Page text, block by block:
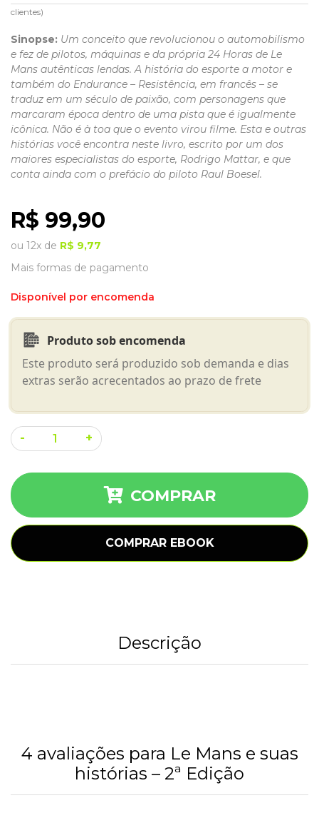
Avaliado
como
com
baseado
em
4
avaliações
clientes
clientes)
Sinopse: Um conceito que revolucionou o automobilismo
e fez de pilotos, máquinas e da própria 24 Horas de Le
Mans autênticas lendas. A história do esporte a motor e
também do Endurance – Resistência, em francês – se
traduz em um século de paixão, com personagens que
marcaram época dentro de uma pista que é igualmente
icônica. Não é à toa que o evento virou filme. Esta e outras
histórias você encontra neste livro, escrito por um dos
maiores especialistas do esporte, Rodrigo Mattar, e que
conta ainda com o prefácio do piloto Raul Boesel.
R$ 99,90
ou 12x de R$ 9,77
Mais formas de pagamento
Disponível por encomenda
Produto sob encomenda
Este produto será produzido sob demanda e dias
extras serão acrecentados ao prazo de frete
Le
Mans
suas
histórias
-
2ª
- +
COMPRAR
COMPRAR EBOOK
Descrição
4 avaliações para Le Mans e suas
histórias – 2ª Edição